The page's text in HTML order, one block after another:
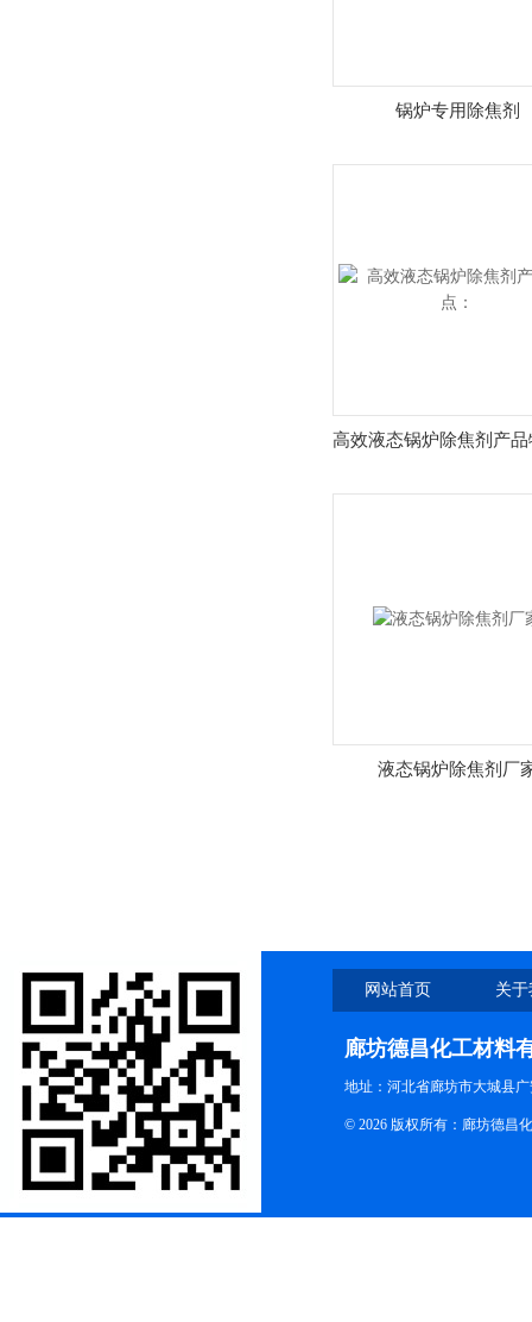
锅炉专用除焦剂
高效液态锅炉除焦剂产
液态锅炉除焦剂厂
网站首页 关
廊坊德昌化工材料
地址：河北省廊坊市大城县
© 2026 版权所有：廊坊德昌